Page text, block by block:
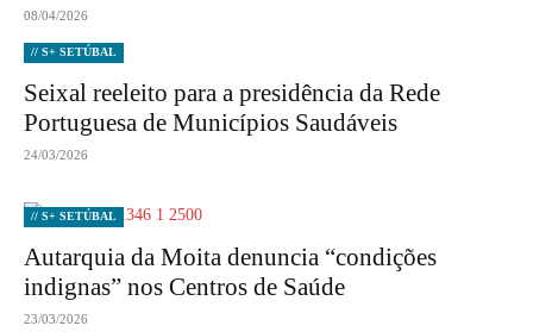
08/04/2026
// S+ SETÚBAL
Seixal reeleito para a presidência da Rede
Portuguesa de Municípios Saudáveis
24/03/2026
// S+ SETÚBAL
Autarquia da Moita denuncia “condições
indignas” nos Centros de Saúde
23/03/2026